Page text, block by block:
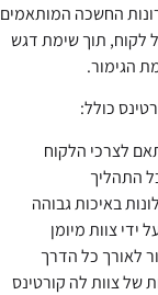
החשכה המותאמים
לקוח, תוך שימת דגש
הגימור.
כולל:
לצרכי הלקוח
התהליך
באיכות גבוהה
צוות מיומן
לאורך כל הדרך
של צוות לה קורטינס